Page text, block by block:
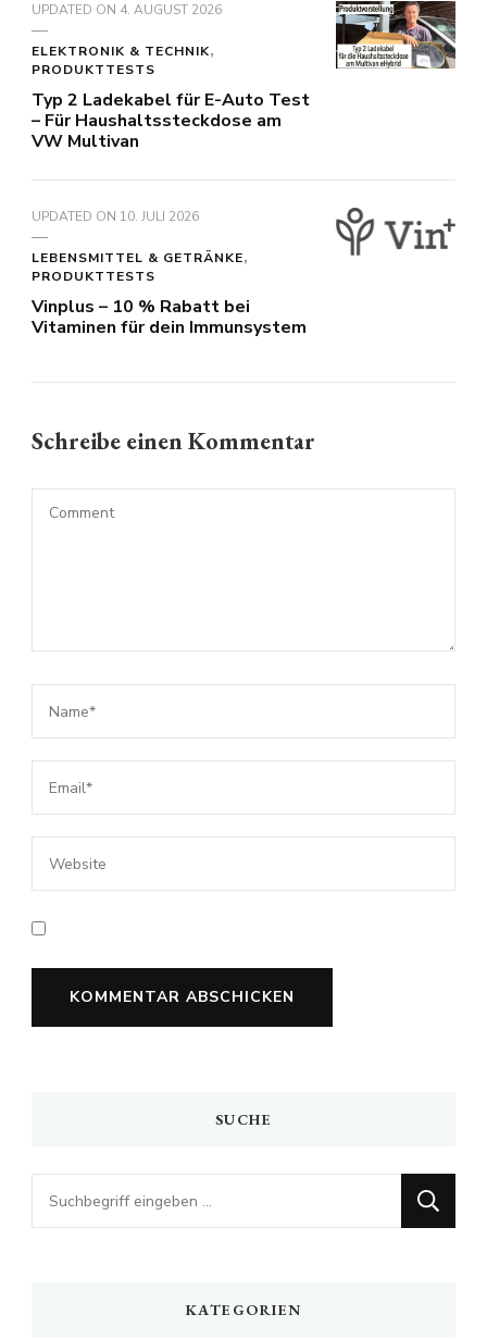
UPDATED ON 4. AUGUST 2026
ELEKTRONIK & TECHNIK
PRODUKTTESTS
Typ 2 Ladekabel für E-Auto Test
– Für Haushaltssteckdose am
VW Multivan
UPDATED ON 10. JULI 2026
LEBENSMITTEL & GETRÄNKE
PRODUKTTESTS
Vinplus – 10 % Rabatt bei
Vitaminen für dein Immunsystem
Schreibe einen Kommentar
SUCHE
Looking
for
KATEGORIEN